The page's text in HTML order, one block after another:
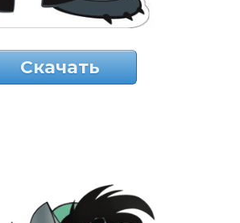
Скачать